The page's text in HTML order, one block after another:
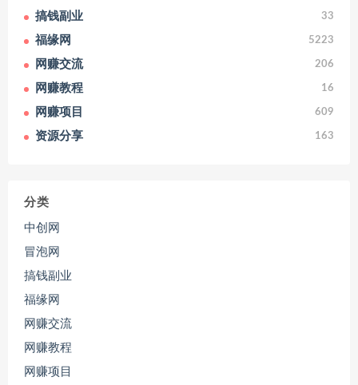
搞钱副业 33
福缘网 5223
网赚交流 206
网赚教程 16
网赚项目 609
资源分享 163
分类
中创网
冒泡网
搞钱副业
福缘网
网赚交流
网赚教程
网赚项目